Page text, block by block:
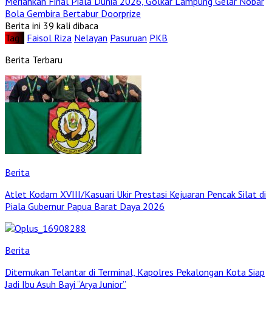
Bola Gembira Bertabur Doorprize
Berita ini 39 kali dibaca
Tag :
Faisol Riza Nelayan Pasuruan PKB
Berita Terbaru
Berita
Atlet Kodam XVIII/Kasuari Ukir Prestasi Kejuaran Pencak Silat di
Piala Gubernur Papua Barat Daya 2026
Berita
Ditemukan Telantar di Terminal, Kapolres Pekalongan Kota Siap
Jadi Ibu Asuh Bayi “Arya Junior”